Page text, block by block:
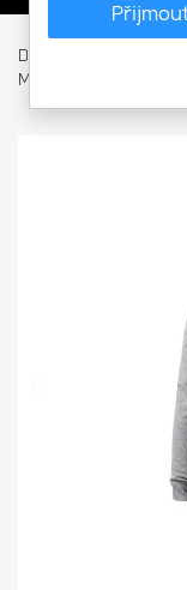
Domů
Mikiny s kapucí